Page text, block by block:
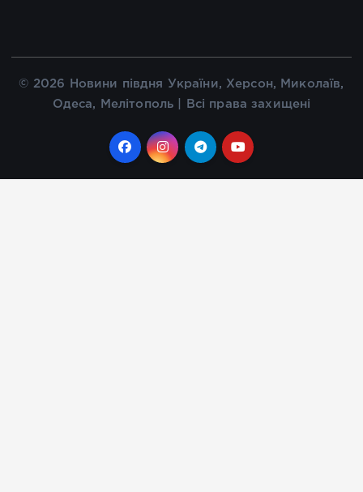
© 2026 Новини півдня України, Херсон, Миколаїв,
Одеса, Мелітополь | Всі права захищені